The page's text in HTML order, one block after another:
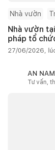
Nhà vườn
Nhà vườn
pháp tổ
27/06/2026,
AN
Tư vấn,